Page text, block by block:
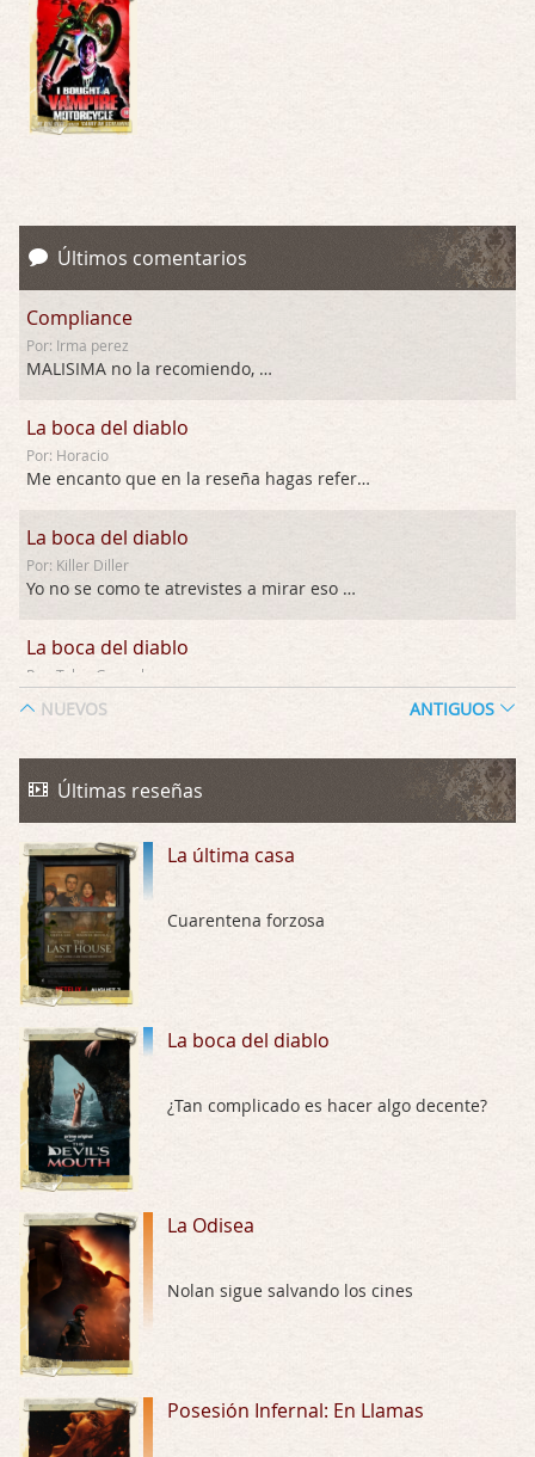
Últimos comentarios
Compliance
Por: Irma perez
MALISIMA no la recomiendo, …
La boca del diablo
Por: Horacio
Me encanto que en la reseña hagas referen …
La boca del diablo
Por: Killer Diller
Yo no se como te atrevistes a mirar eso …
La boca del diablo
Por: Talan Gwynek
La Odisea
Por: Talan Gwynek
La Odisea
Por: Draghann
No sé si entrar en polémicas con respect …
Trance
Por: Luar
El señor de las moscas
Por: Luar
Hungry
Por: Croc
Las 10 películas gore de Almas Oscuras
Por: JORDI CRUYFF
Possession
Por: Chupasangre
NUEVOS ANTIGUOS
Últimas reseñas
La última casa
Cuarentena forzosa
La boca del diablo
¿Tan complicado es hacer algo decente?
La Odisea
Nolan sigue salvando los cines
Posesión Infernal: En Llamas